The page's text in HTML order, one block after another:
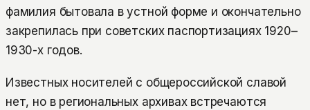
фамилия бытовала в устной форме и окончательно
закрепилась при советских паспортизациях 1920–
1930-х годов.
Известных носителей с общероссийской славой
нет, но в региональных архивах встречаются